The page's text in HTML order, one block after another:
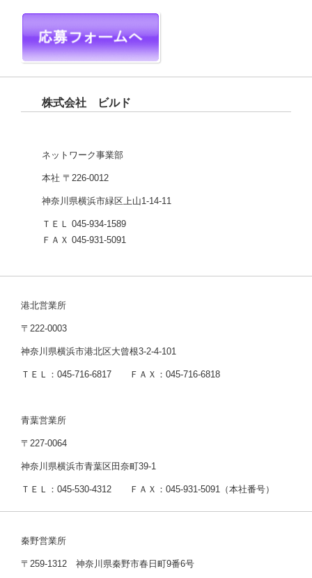
株式会社 ビルド
ネットワーク事業部
本社 〒226-0012
神奈川県横浜市緑区上山1-14-11
ＴＥＬ 045-934-1589
ＦＡＸ 045-931-5091
港北営業所
〒222-0003
神奈川県横浜市港北区大曾根3-2-4-101
ＴＥＬ：045-716-6817 ＦＡＸ：045-716-6818
青葉営業所
〒227-0064
神奈川県横浜市青葉区田奈町39-1
ＴＥＬ：045-530-4312 ＦＡＸ：045-931-5091（本社番号）
秦野営業所
〒259-1312 神奈川県秦野市春日町9番6号